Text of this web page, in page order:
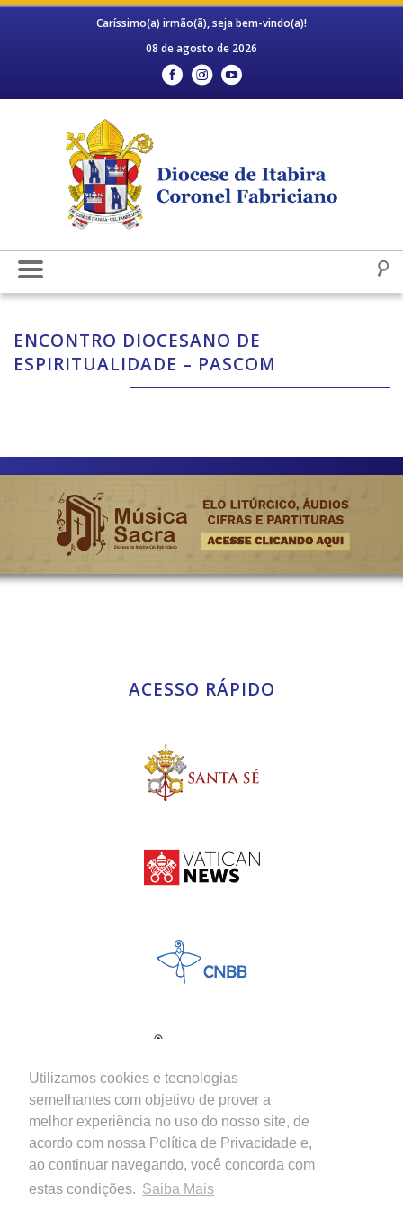
Utilizamos cookies e tecnologias
semelhantes com objetivo de prover a
melhor experiência no uso do nosso site, de
acordo com nossa Política de Privacidade e,
ao continuar navegando, você concorda com
estas condições. Saiba Mais
Caríssimo(a) irmão(ã), seja bem-vindo(a)!
08 de agosto de 2026
ENCONTRO DIOCESANO DE
ESPIRITUALIDADE – PASCOM
ACESSO RÁPIDO